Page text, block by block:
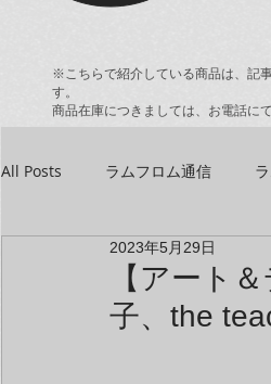
※こちらで紹介している商品は、記
す。
商品在庫につきましては、お電話に
All Posts ラムフロム通信
アーティスト＆クリエイター紹介
【アート
子、the
2023年5月29日